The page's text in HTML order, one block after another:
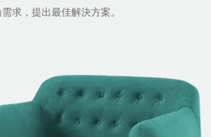
求，提出最佳解決方案。